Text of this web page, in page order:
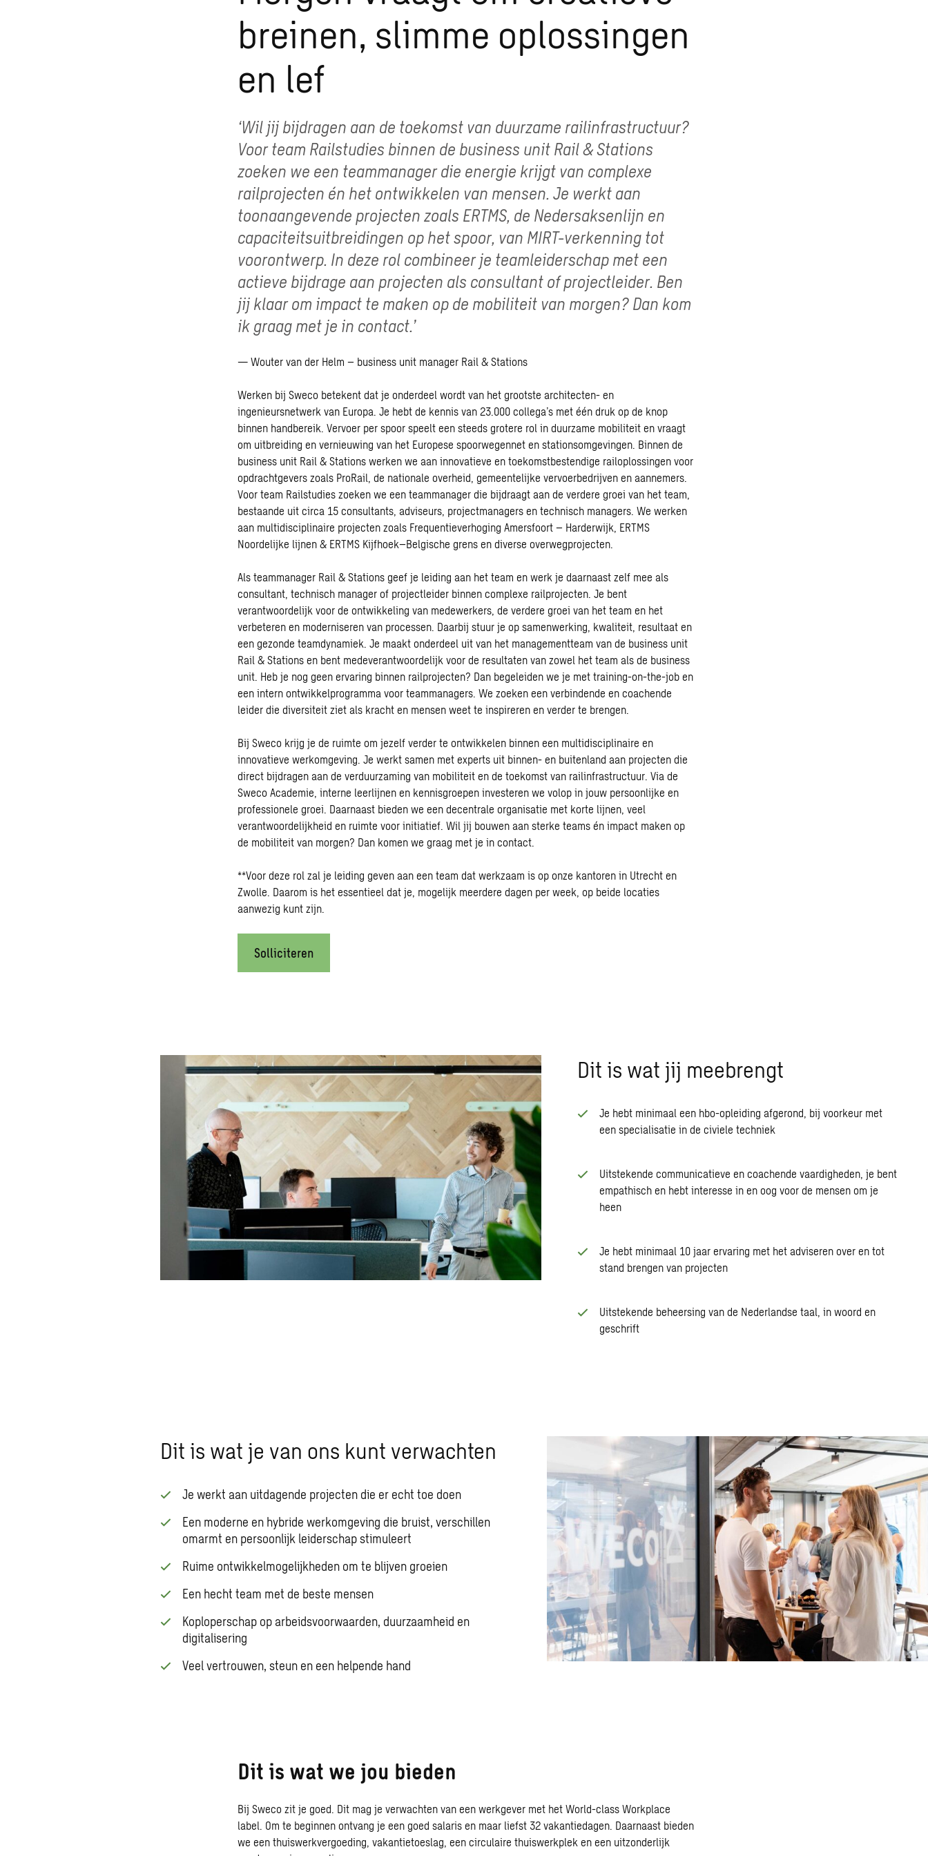
breinen, slimme oplossingen
en lef
‘Wil jij bijdragen aan de toekomst van duurzame railinfrastructuur?
Voor team Railstudies binnen de business unit Rail & Stations
zoeken we een teammanager die energie krijgt van complexe
railprojecten én het ontwikkelen van mensen. Je werkt aan
toonaangevende projecten zoals ERTMS, de Nedersaksenlijn en
capaciteitsuitbreidingen op het spoor, van MIRT-verkenning tot
voorontwerp. In deze rol combineer je teamleiderschap met een
actieve bijdrage aan projecten als consultant of projectleider. Ben
jij klaar om impact te maken op de mobiliteit van morgen? Dan kom
ik graag met je in contact.’
— Wouter van der Helm – business unit manager Rail & Stations
Werken bij Sweco betekent dat je onderdeel wordt van het grootste architecten- en
ingenieursnetwerk van Europa. Je hebt de kennis van 23.000 collega’s met één druk op de knop
binnen handbereik. Vervoer per spoor speelt een steeds grotere rol in duurzame mobiliteit en vraagt
om uitbreiding en vernieuwing van het Europese spoorwegennet en stationsomgevingen. Binnen de
business unit Rail & Stations werken we aan innovatieve en toekomstbestendige railoplossingen voor
opdrachtgevers zoals ProRail, de nationale overheid, gemeentelijke vervoerbedrijven en aannemers.
Voor team Railstudies zoeken we een teammanager die bijdraagt aan de verdere groei van het team,
bestaande uit circa 15 consultants, adviseurs, projectmanagers en technisch managers. We werken
aan multidisciplinaire projecten zoals Frequentieverhoging Amersfoort – Harderwijk, ERTMS
Noordelijke lijnen & ERTMS Kijfhoek–Belgische grens en diverse overwegprojecten.
Als teammanager Rail & Stations geef je leiding aan het team en werk je daarnaast zelf mee als
consultant, technisch manager of projectleider binnen complexe railprojecten. Je bent
verantwoordelijk voor de ontwikkeling van medewerkers, de verdere groei van het team en het
verbeteren en moderniseren van processen. Daarbij stuur je op samenwerking, kwaliteit, resultaat en
een gezonde teamdynamiek. Je maakt onderdeel uit van het managementteam van de business unit
Rail & Stations en bent medeverantwoordelijk voor de resultaten van zowel het team als de business
unit. Heb je nog geen ervaring binnen railprojecten? Dan begeleiden we je met training-on-the-job en
een intern ontwikkelprogramma voor teammanagers. We zoeken een verbindende en coachende
leider die diversiteit ziet als kracht en mensen weet te inspireren en verder te brengen.
Bij Sweco krijg je de ruimte om jezelf verder te ontwikkelen binnen een multidisciplinaire en
innovatieve werkomgeving. Je werkt samen met experts uit binnen- en buitenland aan projecten die
direct bijdragen aan de verduurzaming van mobiliteit en de toekomst van railinfrastructuur. Via de
Sweco Academie, interne leerlijnen en kennisgroepen investeren we volop in jouw persoonlijke en
professionele groei. Daarnaast bieden we een decentrale organisatie met korte lijnen, veel
verantwoordelijkheid en ruimte voor initiatief. Wil jij bouwen aan sterke teams én impact maken op
de mobiliteit van morgen? Dan komen we graag met je in contact.
**Voor deze rol zal je leiding geven aan een team dat werkzaam is op onze kantoren in Utrecht en
Zwolle. Daarom is het essentieel dat je, mogelijk meerdere dagen per week, op beide locaties
aanwezig kunt zijn.
Solliciteren
Dit is wat jij meebrengt
Je hebt minimaal een hbo-opleiding afgerond, bij voorkeur met
een specialisatie in de civiele techniek
Uitstekende communicatieve en coachende vaardigheden, je bent
empathisch en hebt interesse in en oog voor de mensen om je
heen
Je hebt minimaal 10 jaar ervaring met het adviseren over en tot
stand brengen van projecten
Uitstekende beheersing van de Nederlandse taal, in woord en
geschrift
Dit is wat je van ons kunt verwachten
Je werkt aan uitdagende projecten die er echt toe doen
Een moderne en hybride werkomgeving die bruist, verschillen
omarmt en persoonlijk leiderschap stimuleert
Ruime ontwikkelmogelijkheden om te blijven groeien
Een hecht team met de beste mensen
Koploperschap op arbeidsvoorwaarden, duurzaamheid en
digitalisering
Veel vertrouwen, steun en een helpende hand
Dit is wat we jou bieden
Bij Sweco zit je goed. Dit mag je verwachten van een werkgever met het World-class Workplace
label. Om te beginnen ontvang je een goed salaris en maar liefst 32 vakantiedagen. Daarnaast bieden
we een thuiswerkvergoeding, vakantietoeslag, een circulaire thuiswerkplek en een uitzonderlijk